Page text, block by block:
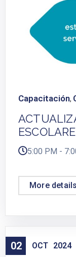
Capacitación,
5:00 PM -
More details
02 OCT 2024
Capacitación,